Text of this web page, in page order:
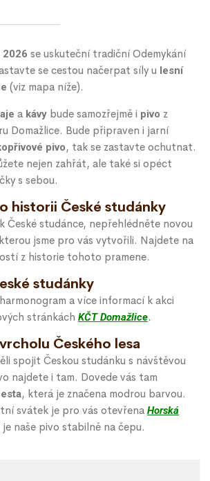
2026 se uskuteční tradiční Odemykání
se cestou načerpat síly u lesní
(viz mapa níže).
a kávy bude samozřejmě i pivo z
Domažlice. Bude připraven i jarní
pivo, tak se zastavte ochutnat.
nejen zahřát, ale také si opéct
s sebou.
historii České studánky
České studánce, nepřehlédněte novou
jsme pro vás vytvořili. Najdete na
z historie tohoto pramene.
studánky
a více informací k akci
stránkách KČT Domažlice.
Českého lesa
spojit Českou studánku s návštěvou
najdete i tam. Dovede vás tam
, která je značena modrou barvou.
svátek je pro vás otevřena Horská
je naše pivo stabilně na čepu.